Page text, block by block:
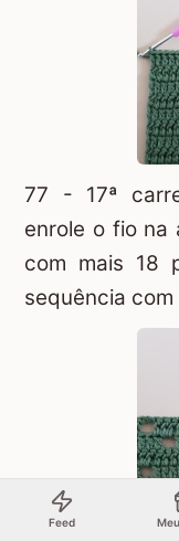
77 - 17ª
enrole o fio na
com mais 18
sequência
Feed